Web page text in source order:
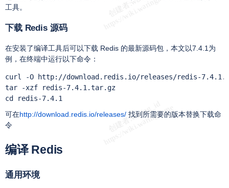
工具。
下载 Redis 源码
在安装了编译工具后可以下载 Redis 的最新源码包，本文以7.4.1为
例，在终端中运行以下命令：
curl -O http://download.redis.io/releases/redis-
tar -xzf redis-7.4.1.tar.gz
cd redis-7.4.1
可在http://download.redis.io/releases/找到所需要的版本替换下载命
令
编译 Redis
通用环境